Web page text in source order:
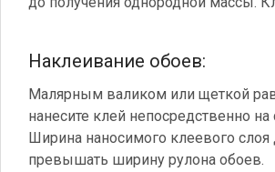
Наклеивание обоев:
Малярным валиком или щеткой
нанесите клей непосредственно на
Ширина наносимого клеевого
превышать ширину рулона обоев.